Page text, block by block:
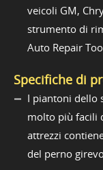
veicoli GM,
strumento di
Auto Repair
Specifiche di
I piantoni dello
molto più facili
attrezzi
del perno